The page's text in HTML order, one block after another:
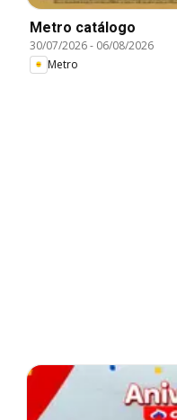
Metro catálogo
30/07/2026- 06/08/2026
Metro